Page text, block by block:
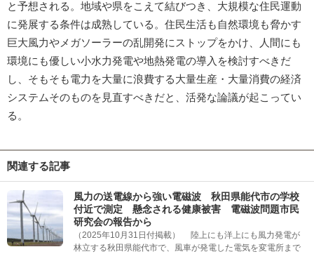
と予想される。地域や県をこえて結びつき、大規模な住民運動
に発展する条件は成熟している。住民生活も自然環境も脅かす
巨大風力やメガソーラーの乱開発にストップをかけ、人間にも
環境にも優しい小水力発電や地熱発電の導入を検討すべきだ
し、そもそも電力を大量に浪費する大量生産・大量消費の経済
システムそのものを見直すべきだと、活発な論議が起こってい
る。
関連する記事
風力の送電線から強い電磁波 秋田県能代市の学校
付近で測定 懸念される健康被害 電磁波問題市民
研究会の報告から
（2025年10月31日付掲載） 陸上にも洋上にも風力発電が
林立する秋田県能代市で、風車が発電した電気を変電所まで